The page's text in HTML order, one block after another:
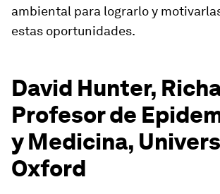
ambiental para lograrlo y
estas oportunidades.
David Hunter,
Profesor de
y Medicina,
Oxford